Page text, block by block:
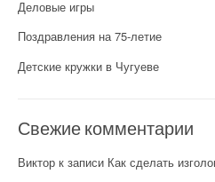
Деловые игры
Поздравления на 75-летие
Детские кружки в Чугуеве
Свежие комментарии
Виктор к записи Как сделать